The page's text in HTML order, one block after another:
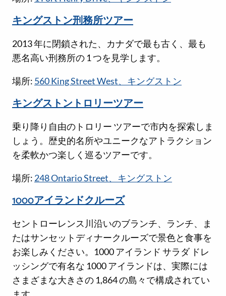
キングストン刑務所ツアー
2013 年に閉鎖された、カナダで最も古く、最も
悪名高い刑務所の 1 つを見学します。
場所: 560 King Street West、キングストン
キングストントロリーツアー
乗り降り自由のトロリー ツアーで市内を探索しま
しょう。歴史的名所やユニークなアトラクション
を柔軟かつ楽しく巡るツアーです。
場所: 248 Ontario Street、キングストン
1000アイランドクルーズ
セントローレンス川沿いのブランチ、ランチ、ま
たはサンセットディナークルーズで景色と食事を
お楽しみください。1000 アイランド サラダ ドレ
ッシングで有名な 1000 アイランドは、実際には
さまざまな大きさの 1,864 の島々で構成されてい